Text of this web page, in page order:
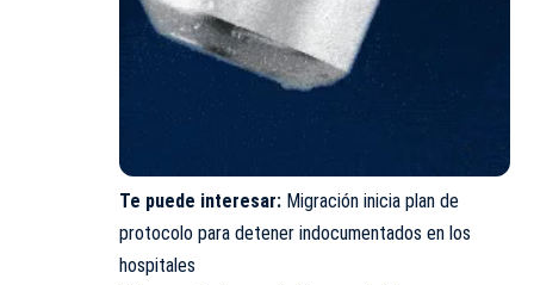
Te puede interesar: Migración inicia plan de
protocolo para detener indocumentados en los
hospitales